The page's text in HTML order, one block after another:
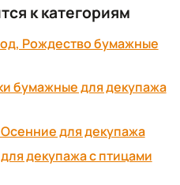
к категориям
Рождество бумажные
бумажные для декупажа
для декупажа
декупажа с птицами